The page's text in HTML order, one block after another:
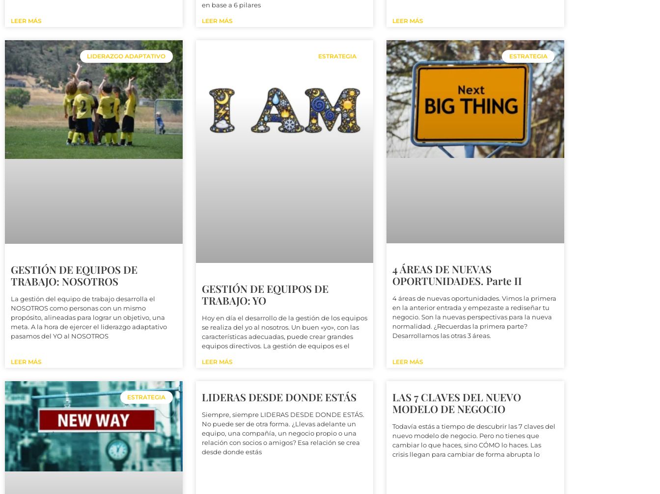
LEER MÁS
en base a 6 pilares
LEER MÁS LEER MÁS
LIDERAZGO ADAPTATIVO
GESTIÓN DE EQUIPOS DE
TRABAJO: NOSOTROS
La gestión del equipo de trabajo desarrolla el
NOSOTROS como personas con un mismo
propósito, alineadas para lograr un objetivo, una
meta. A la hora de ejercer el liderazgo adaptativo
pasamos del YO al NOSOTROS
LEER MÁS
ESTRATEGIA
GESTIÓN DE EQUIPOS DE
TRABAJO: YO
Hoy en día el desarrollo de la gestión de los equipos
se realiza del yo al nosotros. Un buen «yo», con las
características adecuadas, puede crear grandes
equipos directivos. La gestión de equipos es el
LEER MÁS
ESTRATEGIA
4 ÁREAS DE NUEVAS
OPORTUNIDADES. Parte II
4 áreas de nuevas oportunidades. Vimos la primera
en la anterior entrada y empezaste a rediseñar tu
negocio. Son la nuevas perspectivas para la nueva
normalidad. ¿Recuerdas la primera parte?
Desarrollamos las otras 3 áreas.
LEER MÁS
ESTRATEGIA LIDERAS DESDE DONDE ESTÁS
Siempre, siempre LIDERAS DESDE DONDE ESTÁS.
No puede ser de otra forma. ¿Llevas adelante un
equipo, una compañía, un negocio propio o una
relación con socios o amigos? Esa relación se crea
desde donde estás
LAS 7 CLAVES DEL NUEVO
MODELO DE NEGOCIO
Todavía estás a tiempo de descubrir las 7 claves del
nuevo modelo de negocio. Pero no tienes que
cambiar lo que haces, sino CÓMO lo haces. Las
crisis llegan para cambiar de forma abrupta lo